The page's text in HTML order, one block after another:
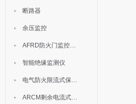
断路器
余压监控
AFRD防火门监控模块
智能绝缘监测仪
电气防火限流式保护器
ARCM剩余电流式电气火灾监控装置